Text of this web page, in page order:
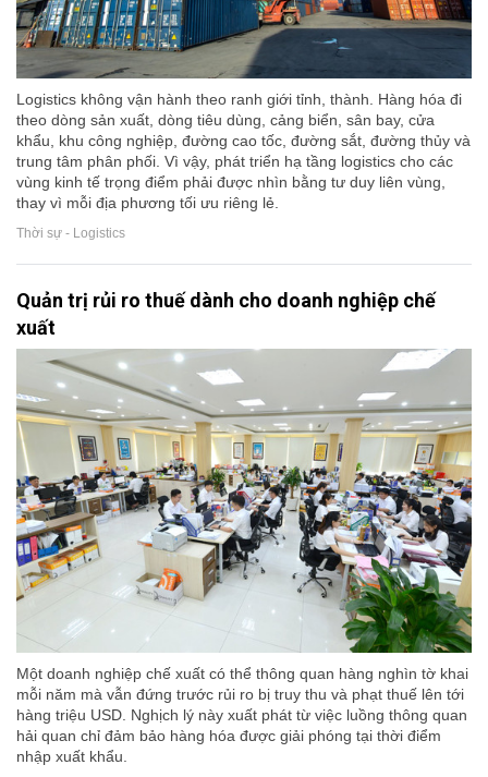
Logistics không vận hành theo ranh giới tỉnh, thành. Hàng hóa đi
theo dòng sản xuất, dòng tiêu dùng, cảng biển, sân bay, cửa
khẩu, khu công nghiệp, đường cao tốc, đường sắt, đường thủy và
trung tâm phân phối. Vì vậy, phát triển hạ tầng logistics cho các
vùng kinh tế trọng điểm phải được nhìn bằng tư duy liên vùng,
thay vì mỗi địa phương tối ưu riêng lẻ.
Thời sự - Logistics
Quản trị rủi ro thuế dành cho doanh nghiệp chế
xuất
Một doanh nghiệp chế xuất có thể thông quan hàng nghìn tờ khai
mỗi năm mà vẫn đứng trước rủi ro bị truy thu và phạt thuế lên tới
hàng triệu USD. Nghịch lý này xuất phát từ việc luồng thông quan
hải quan chỉ đảm bảo hàng hóa được giải phóng tại thời điểm
nhập xuất khẩu.